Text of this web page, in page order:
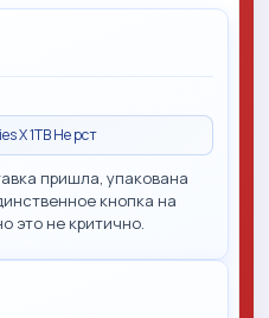
X 1TB Не рст
пришла, упакована
кнопка на
это не критично.